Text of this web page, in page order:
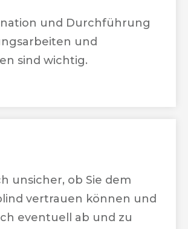
und Durchführung
und
sind wichtig.
unsicher, ob Sie dem
vertrauen können und
eventuell ab und zu